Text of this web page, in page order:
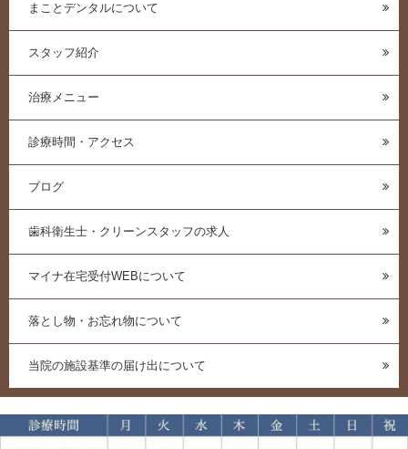
まことデンタルについて
スタッフ紹介
治療メニュー
診療時間・アクセス
ブログ
歯科衛生士・クリーンスタッフの求人
マイナ在宅受付WEBについて
落とし物・お忘れ物について
当院の施設基準の届け出について